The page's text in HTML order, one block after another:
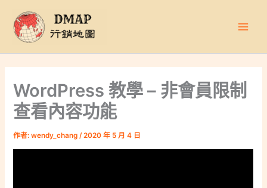
WordPress 教學 – 非會員限制
查看內容功能
作者:wendy_chang/2020 年 5 月 4 日